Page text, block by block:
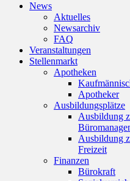
News
Aktuelles
Newsarchiv
FAQ
Veranstaltungen
Stellenmarkt
Apotheken
Apotheker
Ausbildungsplätze
Ausbildung
Ausbildung
Freizeit
Finanzen
Bürokraft